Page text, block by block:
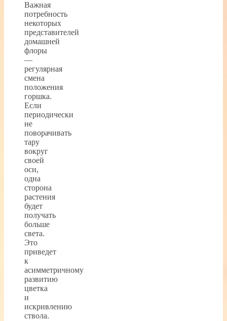
Важная
потребность
некоторых
представителей
домашней
флоры
—
регулярная
смена
положения
горшка.
Если
периодически
не
поворачивать
тару
вокруг
своей
оси,
одна
сторона
растения
будет
получать
больше
света.
Это
приведет
к
асимметричному
развитию
цветка
и
искривлению
ствола.